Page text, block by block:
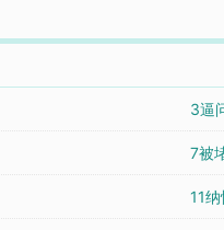
3逼
7被
11纳